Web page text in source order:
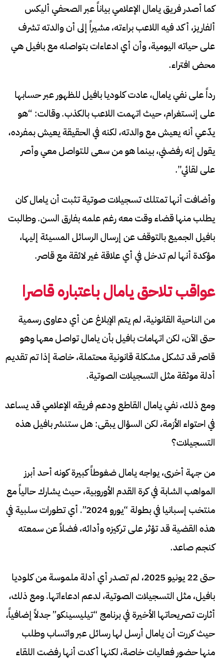
كما أصدر فريق يامال الإعلامي بياناً عبر الصحفي أليكس
ألفاريز، أكد فيه اللاعب براءته، مشيراً إلى أن والدته تشرف
على حياته اليومية، وأن أي ادعاءات بتواصله مع بافيل هي
محض افتراء.
رداً على نفي يامال، عادت كلوديا بافيل للظهور عبر حسابها
على إنستغرام، حيث اتهمت اللاعب بالكذب. وقالت: “هو
يدّعي أنه يعيش مع والدته، لكنه في الحقيقة يعيش بمفرده،
يقول إنه رفضني، بينما هو من سعى للتواصل معي وأصر
على لقائي”.
وأضافت أنها تمتلك تسجيلات صوتية تثبت أن يامال كان
يطلب منها قضاء وقت معه رغم علمه بفارق السن. وطالبت
بافيل الجميع بالتوقف عن إرسال الرسائل المسيئة إليها،
مؤكدة أنها لم تدخل في أي علاقة غير لائقة مع قاصر.
عواقب تلاحق يامال باعتباره قاصرا
من الناحية القانونية، لم يتم الإبلاغ عن أي دعاوى رسمية
حتى الآن، لكن اتهامات بافيل بأن يامال تواصل معها وهو
قاصر قد تشكل مشكلة قانونية محتملة، خاصة إذا تم تقديم
أدلة موثقة مثل التسجيلات الصوتية.
ومع ذلك، نفي يامال القاطع ودعم فريقه الإعلامي قد يساعد
في احتواء الأزمة، لكن السؤال يبقى: هل ستنشر بافيل هذه
التسجيلات؟
من جهة أخرى، يواجه يامال ضغوطاً كبيرة كونه أحد أبرز
المواهب الشابة في كرة القدم الأوروبية، حيث يشارك حالياً مع
منتخب إسبانيا في بطولة “يورو 2024”. أي تطورات سلبية في
هذه القضية قد تؤثر على تركيزه وأدائه، فضلاً عن سمعته
كنجم صاعد.
حتى 22 يونيو 2025، لم تصدر أي أدلة ملموسة من كلوديا
بافيل، مثل التسجيلات الصوتية، لدعم ادعاءاتها. ومع ذلك،
أثارت تصريحاتها الأخيرة في برنامج “تيليسينكو” جدلاً إضافياً،
حيث كررت أن يامال أرسل لها رسائل عبر واتساب وطلب
منها حضور فعاليات خاصة، لكنها أكدت أنها رفضت اللقاء